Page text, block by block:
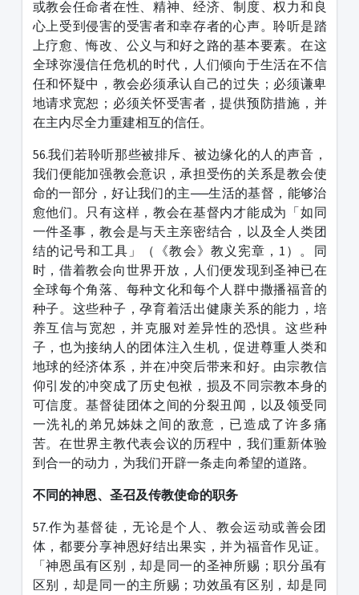
或教会任命者在性、精神、经济、制度、权力和良
心上受到侵害的受害者和幸存者的心声。聆听是踏
上疗愈、悔改、公义与和好之路的基本要素。在这
全球弥漫信任危机的时代，人们倾向于生活在不信
任和怀疑中，教会必须承认自己的过失；必须谦卑
地请求宽恕；必须关怀受害者，提供预防措施，并
在主内尽全力重建相互的信任。
56.我们若聆听那些被排斥、被边缘化的人的声音，
我们便能加强教会意识，承担受伤的关系是教会使
命的一部分，好让我们的主──生活的基督，能够治
愈他们。只有这样，教会在基督内才能成为「如同
一件圣事，教会是与天主亲密结合，以及全人类团
结的记号和工具」（《教会》教义宪章，1）。同
时，借着教会向世界开放，人们便发现到圣神已在
全球每个角落、每种文化和每个人群中撒播福音的
种子。这些种子，孕育着活出健康关系的能力，培
养互信与宽恕，并克服对差异性的恐惧。这些种
子，也为接纳人的团体注入生机，促进尊重人类和
地球的经济体系，并在冲突后带来和好。由宗教信
仰引发的冲突成了历史包袱，损及不同宗教本身的
可信度。基督徒团体之间的分裂丑闻，以及领受同
一洗礼的弟兄姊妹之间的敌意，已造成了许多痛
苦。在世界主教代表会议的历程中，我们重新体验
到合一的动力，为我们开辟一条走向希望的道路。
不同的神恩、圣召及传教使命的职务
57.作为基督徒，无论是个人、教会运动或善会团
体，都要分享神恩好结出果实，并为福音作见证。
「神恩虽有区别，却是同一的圣神所赐；职分虽有
区别，却是同一的主所赐；功效虽有区别，却是同